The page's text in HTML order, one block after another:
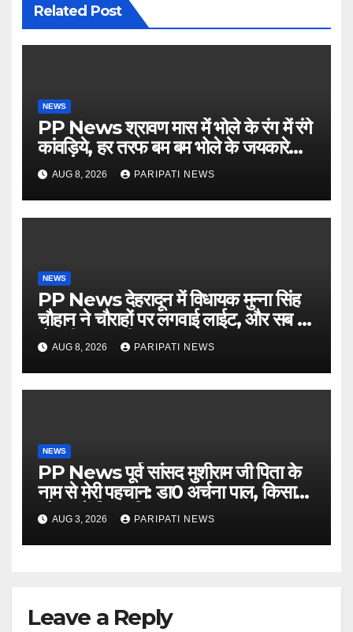
Related Post
NEWS
PP News श्रावण मास में भोले के रंग में रंगे
कांवड़िये, हर तरफ बम बम भोले के जयकारे…
see more..
AUG 8, 2026 PARIPATI NEWS
NEWS
PP News देहरादून में विधायक मुन्ना सिंह
चौहान ने चौराहों पर लगवाई लाईट, और सब में
हो गयी वाह-वाही…
AUG 8, 2026 PARIPATI NEWS
NEWS
PP News पूर्व सांसद मुशीराम जी पिता के
नाम से मेरी पहचान: डा0 अर्चना पाल, किसान
चौपाल में दिया परिचय
AUG 3, 2026 PARIPATI NEWS
Leave a Reply